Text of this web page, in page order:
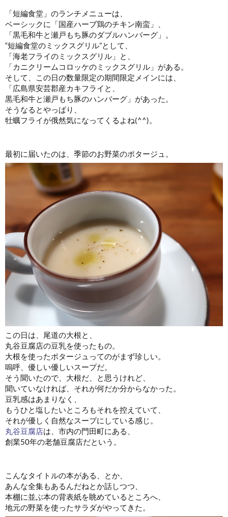
「短編食堂」のランチメニューは、
ベーシックに「国産ハーブ鶏のチキン南蛮」、
「黒毛和牛と瀬戸もち豚のダブルハンバーグ」。
“短編食堂のミックスグリル”として、
「海老フライのミックスグリル」と、
「カニクリームコロッケのミックスグリル」がある。
そして、この日の数量限定の期間限定メインには、
「広島県安芸郡産カキフライと、
黒毛和牛と瀬戸もち豚のハンバーグ」があった。
そうなるとやっぱり、
牡蠣フライが俄然気になってくるよね(^^)。
最初に届いたのは、季節のお野菜のポタージュ。
この日は、尾道の大根と、
丸谷豆腐店の豆乳を使ったもの。
大根を使ったポタージュってのがまず珍しい。
嗚呼、優しい優しいスープだ。
そう聞いたので、大根だ、と思うけれど、
聞いていなければ、それが何だか分からなかった。
豆乳感はあまりなく、
もうひと塩したいところもそれを控えていて、
それが優しく自然なスープにしている感じ。
丸谷豆腐店は、市内の門田町にある、
創業50年の老舗豆腐店だという。
こんなタイトルの本がある、とか、
あんな全集もあるんだねとか話しつつ、
本棚に並ぶ本の背表紙を眺めているところへ、
地元の野菜を使ったサラダがやってきた。